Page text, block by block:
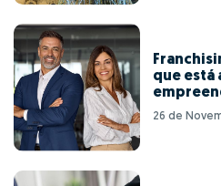
que está
26 de